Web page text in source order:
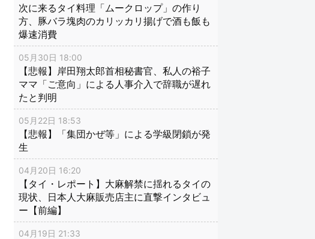
次に来るタイ料理「ムークロップ」の作り
方、豚バラ塊肉のカリッカリ揚げで酒も飯も
爆速消費
05月30日 18:00
【悲報】岸田翔太郎首相秘書官、私人の裕子
ママ「ご意向」による人事介入で辞職が遅れ
たと判明
05月22日 18:53
【悲報】「集団かぜ等」による学級閉鎖が発
生
04月20日 16:20
【タイ・レポート】大麻解禁に揺れるタイの
現状、日本人大麻販売店主に直撃インタビュ
ー【前編】
04月19日 21:33